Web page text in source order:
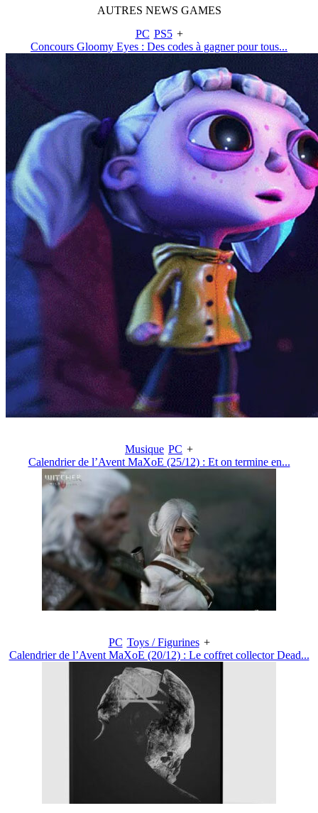
AUTRES NEWS GAMES
PC PS5 +
Concours Gloomy Eyes : Des codes à gagner pour tous...
Musique PC +
Calendrier de l’Avent MaXoE (25/12) : Et on termine en...
PC Toys / Figurines +
Calendrier de l’Avent MaXoE (20/12) : Le coffret collector Dead...